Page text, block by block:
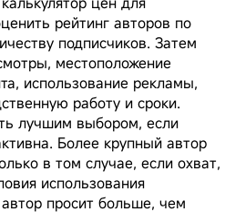
рейтинг авторов по
подписчиков. Затем
местоположение
использование рекламы,
работу и сроки.
лучшим выбором, если
Более крупный автор
в том случае, если охват,
использования
просит больше, чем